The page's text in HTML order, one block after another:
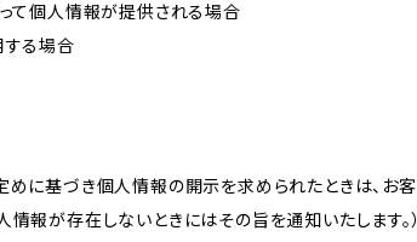
て個人情報が提供される場合
する場合
めに基づき個人情報の開示を求められたときは、お
報が存在しないときにはその旨を通知いたします。